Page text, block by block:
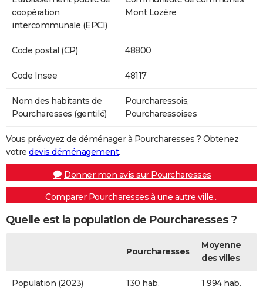
coopération
intercommunale (EPCI)
Mont Lozère
Code postal (CP) 48800
Code Insee 48117
Nom des habitants de
Pourcharesses (gentilé)
Pourcharessois,
Pourcharessoises
Vous prévoyez de déménager à Pourcharesses ? Obtenez
votre devis déménagement.
Donner mon avis sur Pourcharesses
Comparer Pourcharesses à une autre ville...
Quelle est la population de Pourcharesses ?
Pourcharesses
Moyenne
des villes
Population (2023) 130 hab. 1 994 hab.